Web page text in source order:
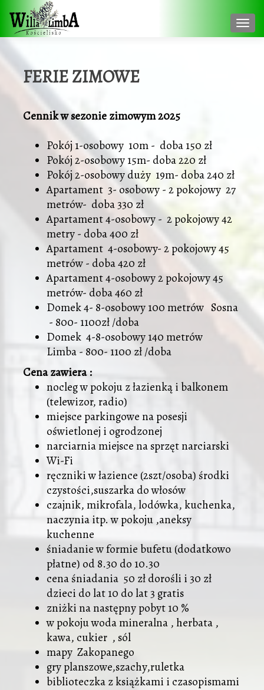
FERIE ZIMOWE
Cennik w sezonie zimowym 2025
Pokój 1-osobowy 10m - doba 150 zł
Pokój 2-osobowy 15m- doba 220 zł
Pokój 2-osobowy duży 19m- doba 240 zł
Apartament 3- osobowy - 2 pokojowy 27
metrów- doba 330 zł
Apartament 4-osobowy - 2 pokojowy 42
metry - doba 400 zł
Apartament 4-osobowy- 2 pokojowy 45
metrów - doba 420 zł
Apartament 4-osobowy 2 pokojowy 45
metrów- doba 460 zł
Domek 4- 8-osobowy 100 metrów Sosna
- 800- 1100zł /doba
Domek 4-8-osobowy 140 metrów
Limba - 800- 1100 zł /doba
Cena zawiera :
nocleg w pokoju z łazienką i balkonem
(telewizor, radio)
miejsce parkingowe na posesji
oświetlonej i ogrodzonej
narciarnia miejsce na sprzęt narciarski
Wi-Fi
ręczniki w łazience (2szt/osoba) środki
czystości,suszarka do włosów
czajnik, mikrofala, lodówka, kuchenka,
naczynia itp. w pokoju ,aneksy
kuchenne
śniadanie w formie bufetu (dodatkowo
płatne) od 8.30 do 10.30
cena śniadania 50 zł dorośli i 30 zł
dzieci do lat 10 do lat 3 gratis
zniżki na następny pobyt 10 %
w pokoju woda mineralna , herbata ,
kawa, cukier , sól
mapy Zakopanego
gry planszowe,szachy,ruletka
biblioteczka z książkami i czasopismami